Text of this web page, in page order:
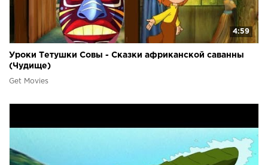
4:59
Уроки Тетушки Совы - Сказки африканской саванны
(Чудище)
Get Movies